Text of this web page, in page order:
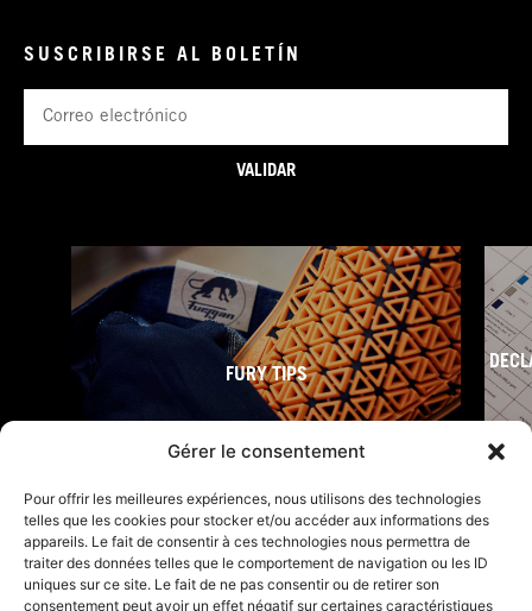
Gérer le consentement
Pour offrir les meilleures expériences, nous utilisons des technologies
telles que les cookies pour stocker et/ou accéder aux informations des
appareils. Le fait de consentir à ces technologies nous permettra de
traiter des données telles que le comportement de navigation ou les ID
uniques sur ce site. Le fait de ne pas consentir ou de retirer son
consentement peut avoir un effet négatif sur certaines caractéristiques
SUSCRIBIRSE AL BOLETÍN
electrónico
VALIDAR
FURY TIPS